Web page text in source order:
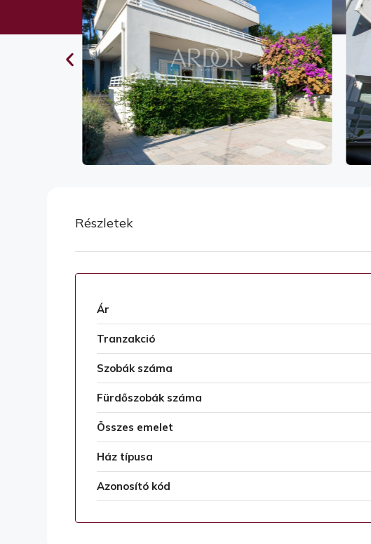
Részletek
Ár
Tranzakció
Szobák száma
Fürdőszobák száma
Összes emelet
Ház típusa
Azonosító kód